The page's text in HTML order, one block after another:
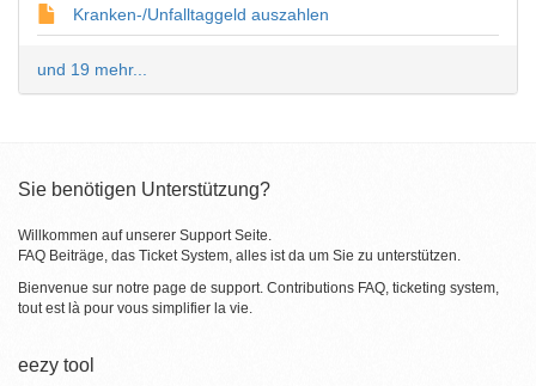
Kranken-/Unfalltaggeld auszahlen
und 19 mehr...
Sie benötigen Unterstützung?
Willkommen auf unserer Support Seite.
FAQ Beiträge, das Ticket System, alles ist da um Sie zu unterstützen.
Bienvenue sur notre page de support. Contributions FAQ, ticketing system,
tout est là pour vous simplifier la vie.
eezy tool